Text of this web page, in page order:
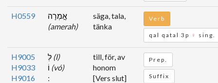
H0559
אָ֣מְרָה
(amerah)
säga, tala,
tänka
Verb
qal qatal 3p ♀ sing.
H9005
H9033
H9016
(l)
(vó)
till, för, av
honom
[Vers slut]
Prep.
Suffix